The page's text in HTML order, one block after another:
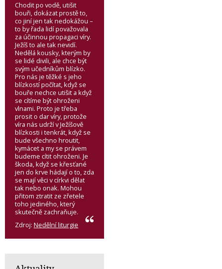
Chodit po vodě, utišit
bouři, dokázat prostě to,
co jiní jen tak nedokážou –
to by řada lidí považovala
za účinnou propagaci víry.
Ježíš to ale tak nevidí.
Nedělá kousky, kterým by
se lidé divili, ale chce být
svým učedníkům blízko.
Pro nás je těžké s jeho
blízkostí počítat, když se
bouře nechce utišit a když
se cítíme být ohroženi
vlnami. Proto je třeba
prosit o dar víry, protože
víra nás udrží v Ježíšově
blízkosti i tenkrát, když se
bude všechno hroutit,
kymácet a my se právem
budeme cítit ohroženi. Je
škoda, když se křesťané
jen do krve hádají o to, zda
se mají věci v církvi dělat
tak nebo onak. Mohou
přitom ztratit ze zřetele
toho jediného, který
skutečně zachraňuje.
Zdroj: Nedělní liturgie